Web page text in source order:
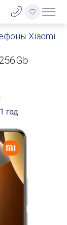
Xiaomi
год